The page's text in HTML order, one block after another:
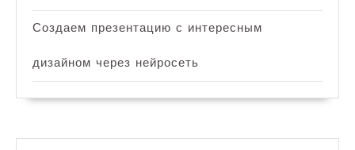
Создаем презентацию с интересным
дизайном через нейросеть